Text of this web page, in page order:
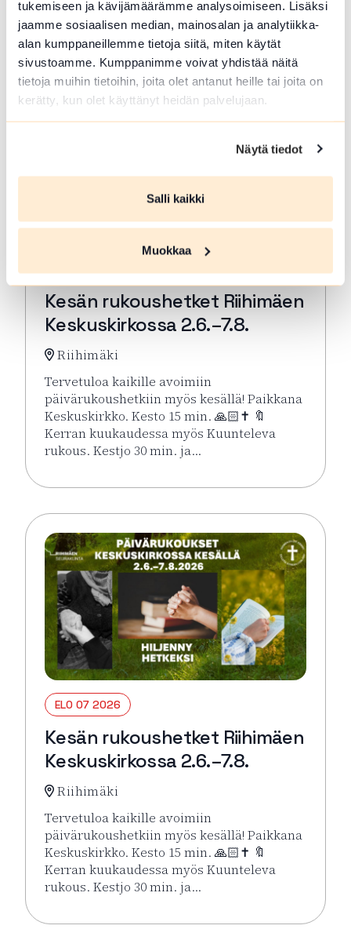
tukemiseen ja kävijämäärämme analysoimiseen. Lisäksi
jaamme sosiaalisen median, mainosalan ja analytiikka-
alan kumppaneillemme tietoja siitä, miten käytät
sivustoamme. Kumppanimme voivat yhdistää näitä
tietoja muihin tietoihin, joita olet antanut heille tai joita on
kerätty, kun olet käyttänyt heidän palvelujaan.
Näytä tiedot
Salli kaikki
Muokkaa
rukous. Kestjo 30 min. ja…
Lue lisää tapahtumasta Kesän rukoushetket
Kesän rukoushetket Riihimäen
Keskuskirkossa 2.6.–7.8.
Riihimäki
Tervetuloa kaikille avoimiin
päivärukoushetkiin myös kesällä! Paikkana
Keskuskirkko. Kesto 15 min. 🙏🏻✝️ 🔖
Kerran kuukaudessa myös Kuunteleva
rukous. Kestjo 30 min. ja…
Lue lisää tapahtumasta Kesän rukoushetket
ELO 07 2026
Kesän rukoushetket Riihimäen
Keskuskirkossa 2.6.–7.8.
Riihimäki
Tervetuloa kaikille avoimiin
päivärukoushetkiin myös kesällä! Paikkana
Keskuskirkko. Kesto 15 min. 🙏🏻✝️ 🔖
Kerran kuukaudessa myös Kuunteleva
rukous. Kestjo 30 min. ja…
Lue lisää tapahtumasta Kesän rukoushetket